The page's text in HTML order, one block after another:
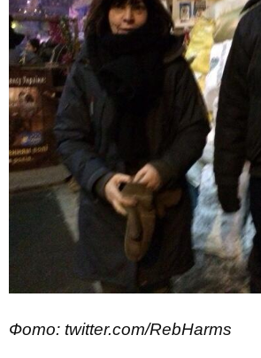
Фото: twitter.com/RebHarms